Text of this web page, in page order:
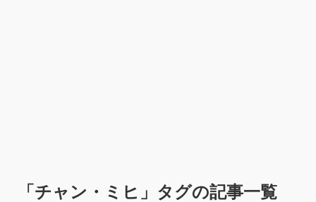
「チャン・ミヒ 」タグの記事一覧